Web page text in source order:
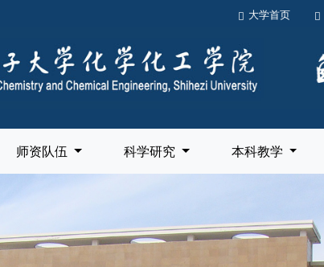
大学首页
师资队伍 科学研究 本科教学